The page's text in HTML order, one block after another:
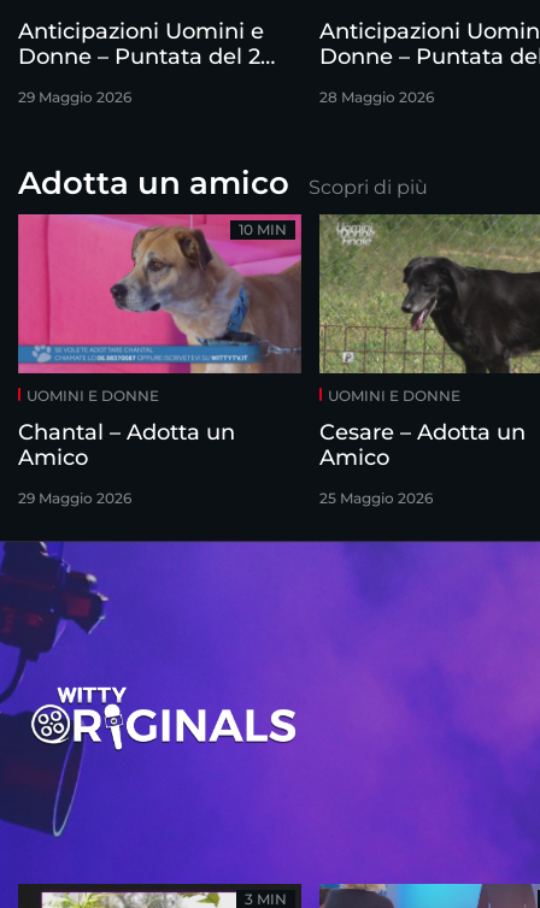
Anticipazioni Uomini e
Donne – Puntata del 29
29 Maggio 2026
Anticipazioni
Donne – Puntata
28 Maggio 2026
Adotta un amico Scopri di più
UOMINI E DONNE
Chantal – Adotta un
Amico
29 Maggio 2026
10 MIN
UOMINI E DONNE
Cesare – Adotta un
Amico
25 Maggio 2026
3 MIN